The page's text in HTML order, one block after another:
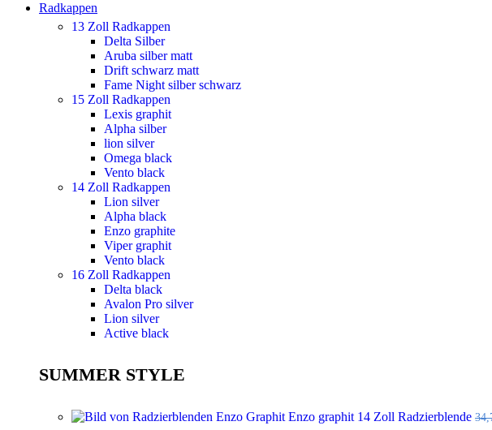
Radkappen
13 Zoll Radkappen
Delta Silber
Aruba silber matt
Drift schwarz matt
Fame Night silber schwarz
15 Zoll Radkappen
Lexis graphit
Alpha silber
lion silver
Omega black
Vento black
14 Zoll Radkappen
Lion silver
Alpha black
Enzo graphite
Viper graphit
Vento black
16 Zoll Radkappen
Delta black
Avalon Pro silver
Lion silver
Active black
SUMMER STYLE
Enzo graphit 14 Zoll Radzierblende